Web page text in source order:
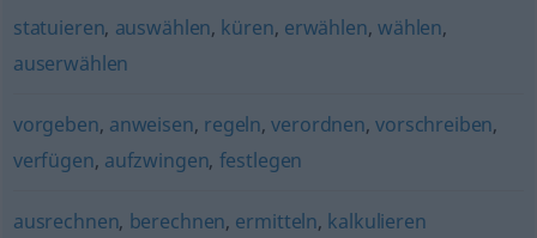
statuieren, auswählen, küren, erwählen, wählen,
auserwählen
vorgeben, anweisen, regeln,verordnen,vorschreiben,
verfügen, aufzwingen, festlegen
ausrechnen, berechnen, ermitteln, kalkulieren